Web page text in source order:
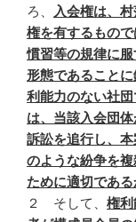
ろ、
入会権は、
権を有するもの
慣習等の規律に
形態であること
利能力のない社
は、当該入会団
訴訟を追行し、
のような紛争を
ために適切である
２ そして、 権